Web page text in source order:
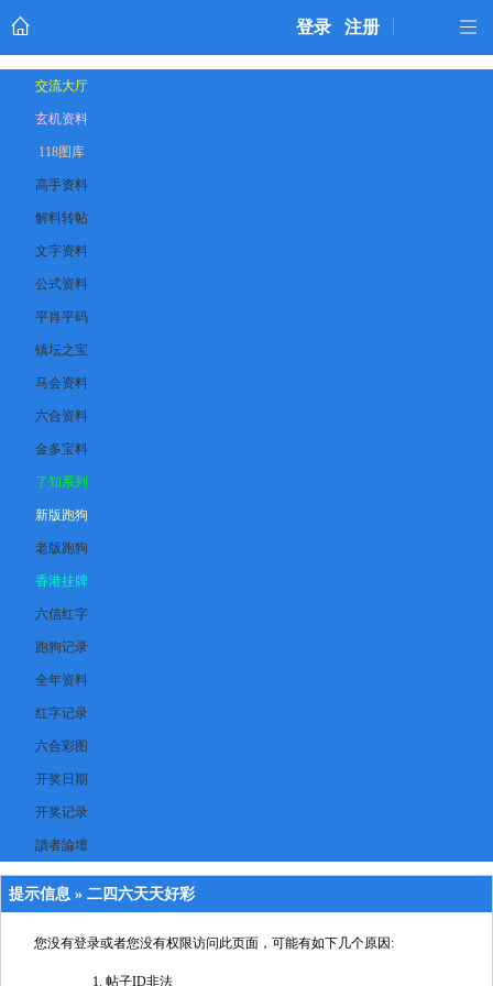
登录 注册
交流大厅
玄机资料
118图库
高手资料
解料转帖
文字资料
公式资料
平肖平码
镇坛之宝
马会资料
六合资料
金多宝料
了知系列
新版跑狗
老版跑狗
香港挂牌
六信红字
跑狗记录
全年资料
红字记录
六合彩图
开奖日期
开奖记录
讀者論壇
提示信息 » 二四六天天好彩
您没有登录或者您没有权限访问此页面，可能有如下几个原因:
帖子ID非法